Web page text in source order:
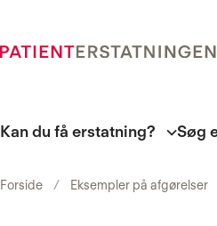
Kan du få erstatning? Søg
Forside Eksempler på afgørelser